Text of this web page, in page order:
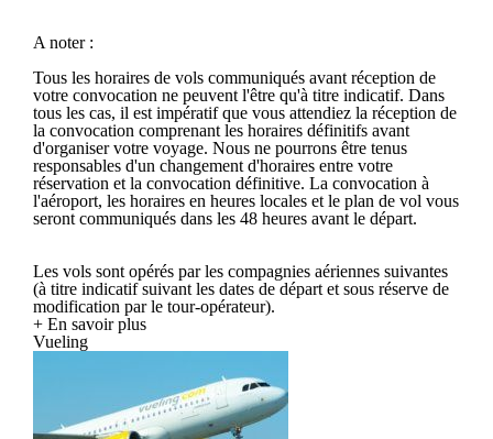
A noter :
Tous les horaires de vols communiqués avant réception de
votre convocation ne peuvent l'être qu'à titre indicatif. Dans
tous les cas, il est impératif que vous attendiez la réception de
la convocation comprenant les horaires définitifs avant
d'organiser votre voyage. Nous ne pourrons être tenus
responsables d'un changement d'horaires entre votre
réservation et la convocation définitive. La convocation à
l'aéroport, les horaires en heures locales et le plan de vol vous
seront communiqués dans les 48 heures avant le départ.
Les vols sont opérés par les compagnies aériennes suivantes
(à titre indicatif suivant les dates de départ et sous réserve de
modification par le tour-opérateur).
+ En savoir plus
Vueling